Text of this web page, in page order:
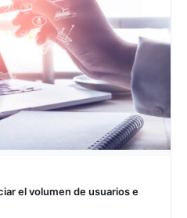
el volumen de usuarios e